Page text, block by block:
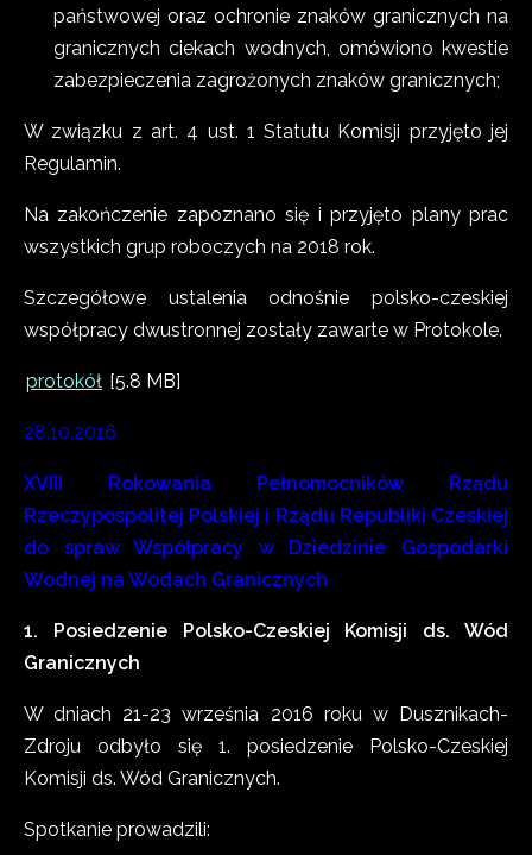
państwowej oraz ochronie znaków granicznych na
granicznych ciekach wodnych, omówiono kwestie
zabezpieczenia zagrożonych znaków granicznych;
W związku z art. 4 ust. 1 Statutu Komisji przyjęto jej
Regulamin.
Na zakończenie zapoznano się i przyjęto plany prac
wszystkich grup roboczych na 2018 rok.
Szczegółowe ustalenia odnośnie polsko-czeskiej
współpracy dwustronnej zostały zawarte w Protokole.
protokół [5.8 MB]
28.10.2016
XVIII Rokowania Pełnomocników Rządu
Rzeczypospolitej Polskiej i Rządu Republiki Czeskiej
do spraw Współpracy w Dziedzinie Gospodarki
Wodnej na Wodach Granicznych
1. Posiedzenie Polsko-Czeskiej Komisji ds. Wód
Granicznych
W dniach 21-23 września 2016 roku w Dusznikach-
Zdroju odbyło się 1. posiedzenie Polsko-Czeskiej
Komisji ds. Wód Granicznych.
Spotkanie prowadzili: